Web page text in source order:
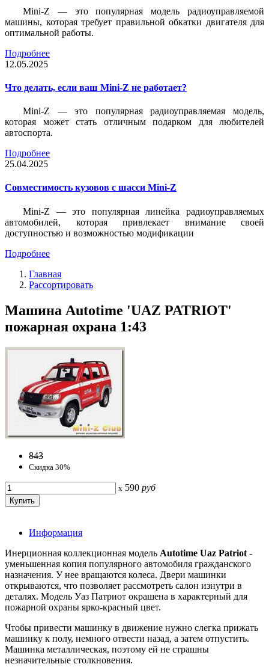
Mini-Z — это популярная модель радиоуправляемой
машины, которая требует правильной обкатки двигателя для
оптимальной работы.
Подробнее
12.05.2025
Что делать, если ваш Mini-Z не работает?
Mini-Z — это популярная радиоуправляемая модель,
которая может стать отличным подарком для любителей
автоспорта.
Подробнее
25.04.2025
Совместимость кузовов с шасси Mini-Z
Mini-Z — это популярная линейка радиоуправляемых
автомобилей, которая привлекает внимание своей
доступностью и возможностью модификации
Подробнее
Главная
Рассортировать
Машина Autotime 'UAZ PATRIOT'
пожарная охрана 1:43
843
Скидка 30%
x 590 руб
Информация
Инерционная коллекционная модель Autotime Uaz Patriot -
уменьшенная копия популярного автомобиля гражданского
назначения. У нее вращаются колеса. Двери машинки
открываются, что позволяет рассмотреть салон изнутри в
деталях. Модель Уаз Патриот окрашена в характерный для
пожарной охраны ярко-красный цвет.
Чтобы привести машинку в движение нужно слегка прижать
машинку к полу, немного отвести назад, а затем отпустить.
Машинка металлическая, поэтому ей не страшны
незначительные столкновения.